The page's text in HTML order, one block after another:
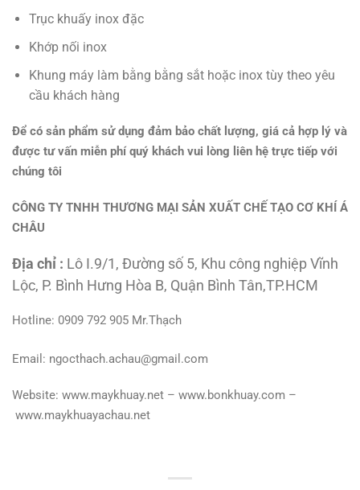
Trục khuấy inox đặc
Khớp nối inox
Khung máy làm bằng bằng sắt hoặc inox tùy theo yêu
cầu khách hàng
Để có sản phẩm sử dụng đảm bảo chất lượng, giá cả hợp lý và
được tư vấn miễn phí quý khách vui lòng liên hệ trực tiếp với
chúng tôi
CÔNG TY TNHH THƯƠNG MẠI SẢN XUẤT CHẾ TẠO CƠ KHÍ Á
CHÂU
Địa chỉ : Lô I.9/1, Đường số 5, Khu công nghiệp Vĩnh
Lộc, P. Bình Hưng Hòa B, Quận Bình Tân,TP.HCM
Hotline: 0909 792 905 Mr.Thạch
Email: ngocthach.achau@gmail.com
Website: www.maykhuay.net – www.bonkhuay.com –
www.maykhuayachau.net